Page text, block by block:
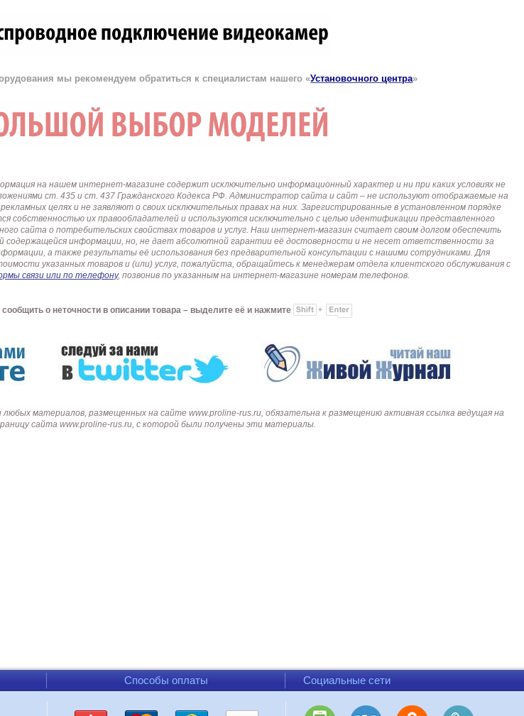
мы рекомендуем обратиться к специалистам нашего «Установочного центра»
на нашем интернет-магазине содержит исключительно информационный характер и ни при каких условиях не
ст. 435 и ст. 437 Гражданского Кодекса РФ. Администратор сайта и сайт – не используют отображаемые на
целях и не заявляют о своих исключительных правах на них. Зарегистрированные в установленном порядке
собственностью их правообладателей и используются исключительно с целью идентификации представленного
сайта о потребительских свойствах товаров и услуг. Наш интернет-магазин считает своим долгом обеспечить
содержащейся информации, но, не дает абсолютной гарантии её достоверности и не несет ответственности за
а также результаты её использования без предварительной консультации с нашими сотрудниками. Для
указанных товаров и (или) услуг, пожалуйста, обращайтесь к менеджерам отдела клиентского обслуживания с
связи или по телефону, позвонив по указанным на интернет-магазине номерам телефонов.
о неточности в описании товара – выделите её и нажмите
любых материалов, размещенных на сайте www.proline-rus.ru, обязательна к размещению активная ссылка ведущая на
сайта www.proline-rus.ru, с которой были получены эти материалы.
Способы оплаты Социальные сети